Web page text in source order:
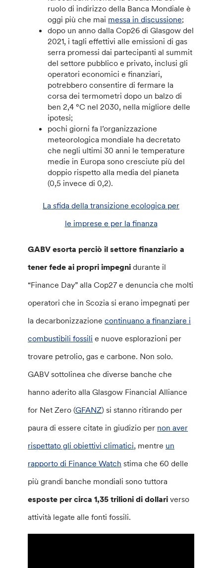
ruolo di indirizzo della Banca Mondiale è
oggi più che mai messa in discussione;
dopo un anno dalla Cop26 di Glasgow del
2021, i tagli effettivi alle emissioni di gas
serra promessi dai partecipanti al summit
del settore pubblico e privato, inclusi gli
operatori economici e finanziari,
potrebbero consentire di fermare la
corsa dei termometri dopo un balzo di
ben 2,4 °C nel 2030, nella migliore delle
ipotesi;
pochi giorni fa l’organizzazione
meteorologica mondiale ha decretato
che negli ultimi 30 anni le temperature
medie in Europa sono cresciute più del
doppio rispetto alla media del pianeta
(0,5 invece di 0,2).
La sfida della transizione ecologica per
le imprese e per la finanza
GABV esorta perciò il settore finanziario a
tener fede ai propri impegni durante il
“Finance Day” alla Cop27 e denuncia che molti
operatori che in Scozia si erano impegnati per
la decarbonizzazionecontinuano a finanziare i
combustibili fossili e nuove esplorazioni per
trovare petrolio, gas e carbone. Non solo.
GABV sottolinea che diverse banche che
hanno aderito alla Glasgow Financial Alliance
for Net Zero (GFANZ) si stanno ritirando per
paura di essere citate in giudizio per non aver
rispettato gli obiettivi climatici, mentre un
rapporto di Finance Watch stima che 60 delle
più grandi banche mondiali sono tuttora
esposte per circa 1,35 trilioni di dollari verso
attività legate alle fonti fossili.